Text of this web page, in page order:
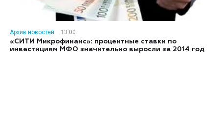
Архив новостей
13:00
«СИТИ Микрофинанс»: процентные ставки по
инвестициям МФО значительно выросли за 2014 год